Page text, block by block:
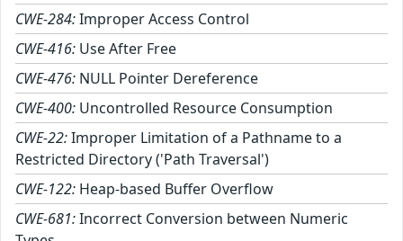
CWE-284:Improper Access Control
CWE-416: Use After Free
CWE-476: NULL Pointer Dereference
CWE-400: Uncontrolled Resource Consumption
CWE-22:Improper Limitation of a Pathname to a
Restricted Directory ('Path Traversal')
CWE-122: Heap-based Buffer Overflow
CWE-681:Incorrect Conversion between Numeric